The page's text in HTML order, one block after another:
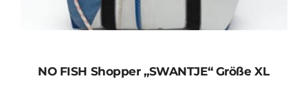
NO FISH Shopper „SWANTJE“ Größe XL